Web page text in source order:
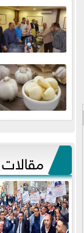
والتمامي
كفر...
سن الأربعين
مقالات